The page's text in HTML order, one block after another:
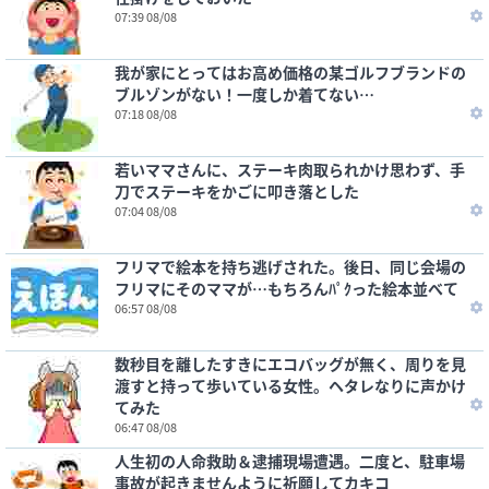
07:39 08/08
我が家にとってはお高め価格の某ゴルフブランドの
ブルゾンがない！一度しか着てない…
07:18 08/08
若いママさんに、ステーキ肉取られかけ思わず、手
刀でステーキをかごに叩き落とした
07:04 08/08
フリマで絵本を持ち逃げされた。後日、同じ会場の
フリマにそのママが…もちろんﾊﾟｸった絵本並べて
06:57 08/08
数秒目を離したすきにエコバッグが無く、周りを見
渡すと持って歩いている女性。ヘタレなりに声かけ
てみた
06:47 08/08
人生初の人命救助＆逮捕現場遭遇。二度と、駐車場
事故が起きませんように祈願してカキコ